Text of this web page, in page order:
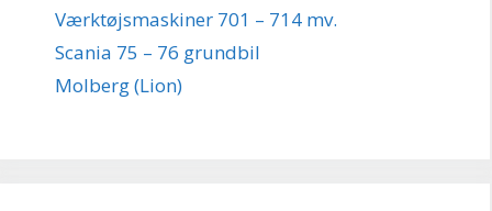
Værktøjsmaskiner 701 – 714 mv.
Scania 75 – 76 grundbil
Molberg (Lion)